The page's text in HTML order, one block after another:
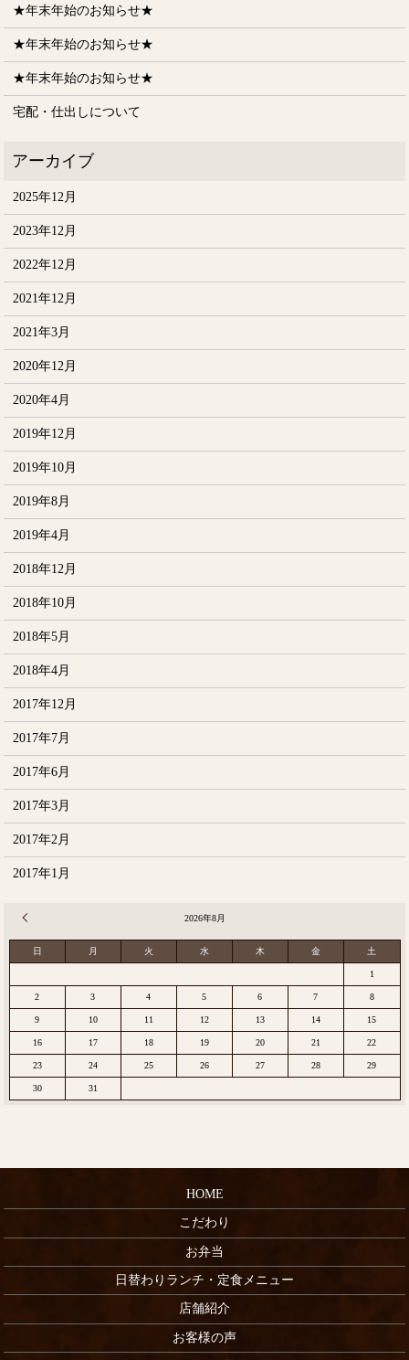
★年末年始のお知らせ★
★年末年始のお知らせ★
★年末年始のお知らせ★
宅配・仕出しについて
2025年12月
2023年12月
2022年12月
2021年12月
2021年3月
2020年12月
2020年4月
2019年12月
2019年10月
2019年8月
2019年4月
2018年12月
2018年10月
2018年5月
2018年4月
2017年12月
2017年7月
2017年6月
2017年3月
2017年2月
2017年1月
2026年8月
日 月 火 水 木 金 土
1
2 3 4 5 6 7 8
9 10 11 12 13 14 15
16 17 18 19 20 21 22
23 24 25 26 27 28 29
30 31
HOME
こだわり
お弁当
日替わりランチ・定食メニュー
店舗紹介
お客様の声